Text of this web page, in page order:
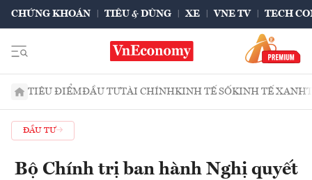
CHỨNG KHOÁN TIÊU & DÙNG XE VNE TV TECH
TIÊU ĐIỂMĐẦU TƯTÀI CHÍNHKINH TẾ SỐKINH TẾ XANH
ĐẦU TƯ
Bộ Chính trị ban hành Nghị quyết